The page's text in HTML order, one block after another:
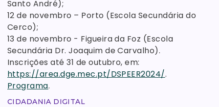
Santo André);
12 de novembro – Porto (Escola Secundária do
Cerco);
13 de novembro - Figueira da Foz (Escola
Secundária Dr. Joaquim de Carvalho).
Inscrições até 31 de outubro, em:
https://area.dge.mec.pt/DSPEER2024/.
Programa.
CIDADANIA DIGITAL